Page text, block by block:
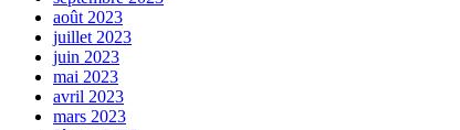
août 2023
juillet 2023
juin 2023
mai 2023
avril 2023
mars 2023